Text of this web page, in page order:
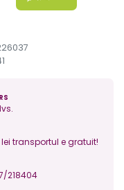
transportul e gratuit!
218404